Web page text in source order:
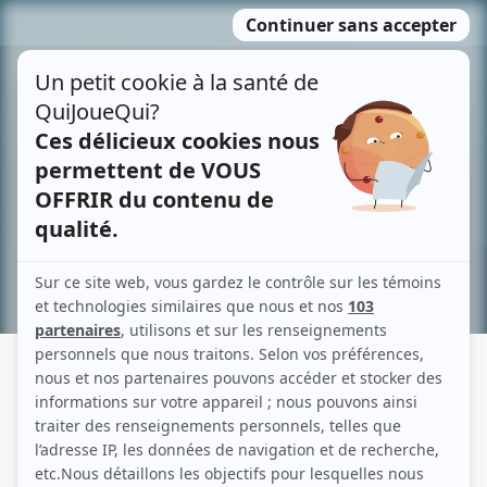
MENU
contenu
Recherche avancée »
WILLIAM DENONCOURT
Liens
Fiche de William Denoncourt sur Showbizz.net